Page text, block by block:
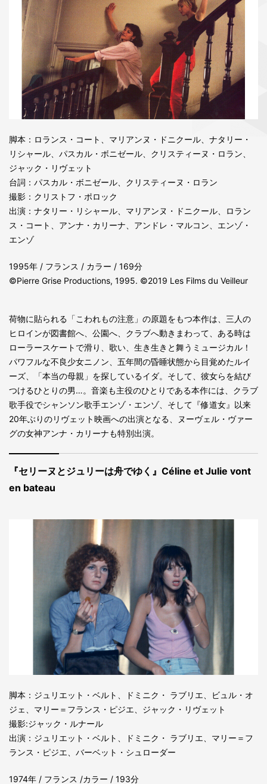
脚本：ロランス・コート、マリアンヌ・ドニクール、ナタリー・
リシャール、パスカル・ボニゼール、クリスティーヌ・ロラン、
ジャック・リヴェット
台詞：パスカル・ボニゼール、クリスティーヌ・ロラン
撮影：クリストフ・ポロック
出演：ナタリー・リシャール、マリアンヌ・ドニクール、ロラン
ス・コート、アンナ・カリーナ、アンドレ・マルコン、エンゾ・
エンゾ
1995年 / フランス / カラー / 169分
©Pierre Grise Productions, 1995. ©2019 Les Films du Veilleur
荷物に貼られる「こわれもの注意」の原題をもつ本作は、三人の
ヒロインが図書館へ、公園へ、クラブへ動きまわって、ある時は
ローラースケートで滑り、歌い、生き生きと舞うミュージカル！
パワフルな不良少女ニノン、五年間の昏睡状態から目覚めたルイ
ーズ、「本当の母親」を探しているイダ。そして、彼女らを結び
つけるひとりの男…。音楽も主役のひとりである本作には、クラブ
歌手役でシャンソン歌手エンゾ・エンゾ、そして『修道女』以来
20年ぶりのリヴェット映画への出演となる、ヌーヴェル・ヴァー
グの女神アンナ・カリーナも特別出演。
『セリーヌとジュリーは舟でゆく』Céline et Julie vont
en bateau
脚本：ジュリエット・ベルト、ドミニク・ ラブリエ、ビュル・オ
ジェ、マリー＝フランス・ピジエ、ジャック・リヴェット
撮影:ジャック・ルナール
出演：ジュリエット・ベルト、ドミニク・ ラブリエ、マリー＝フ
ランス・ピジエ、バーベット・シュローダー
1974年 / フランス /カラー / 193分